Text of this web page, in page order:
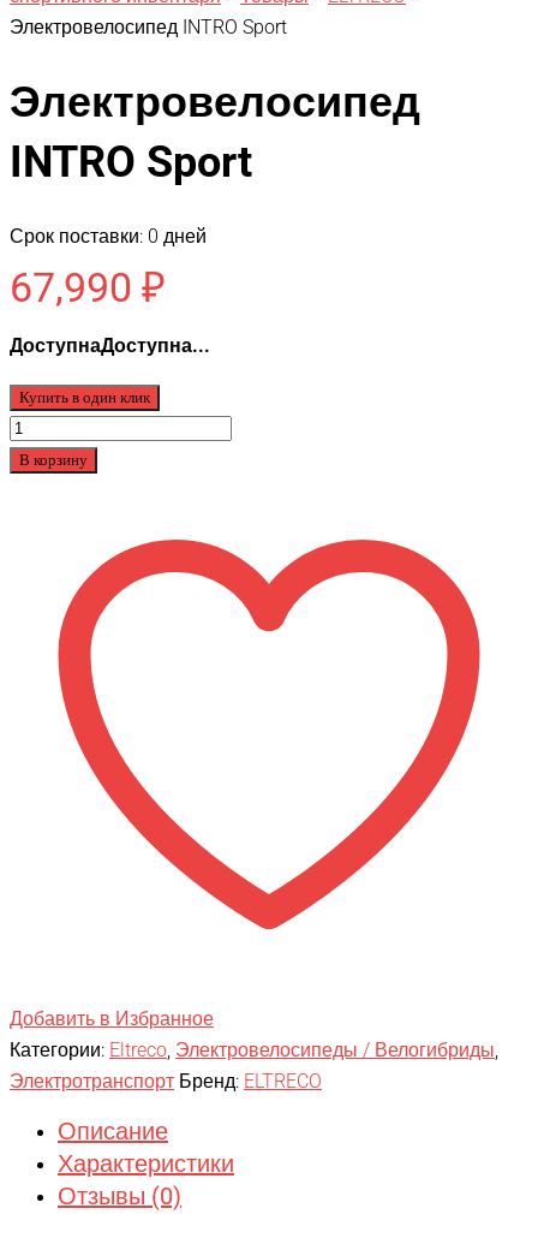
Электровелосипед INTRO Sport
Электровелосипед
INTRO Sport
Срок поставки: 0 дней
67,990 ₽
ДоступнаДоступна...
Купить в один клик
Количество
товара
В корзину
Добавить в Избранное
Категории: Eltreco, Электровелосипеды / Велогибриды,
Электротранспорт Бренд: ELTRECO
Описание
Характеристики
Отзывы (0)